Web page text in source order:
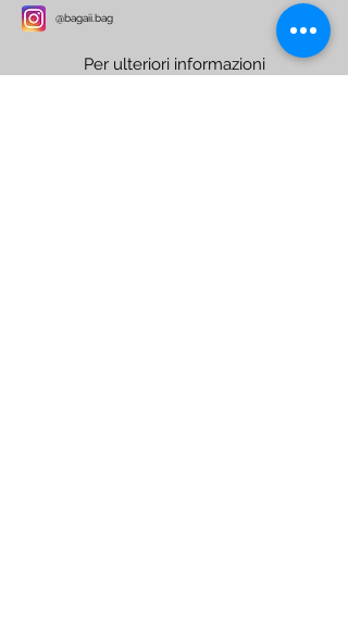
@bagaii.bag
Per ulteriori informazioni